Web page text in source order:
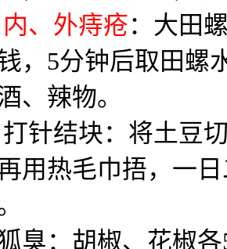
内、外痔疮：大田
， 5分钟后取田螺
、辣物。
针结块：将土豆
用热毛巾捂，一
臭：胡椒、花椒各